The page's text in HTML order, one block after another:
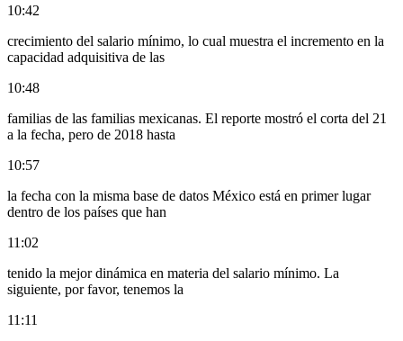
10:42
crecimiento del salario mínimo, lo cual muestra el incremento en la
capacidad adquisitiva de las
10:48
familias de las familias mexicanas. El reporte mostró el corta del 21
a la fecha, pero de 2018 hasta
10:57
la fecha con la misma base de datos México está en primer lugar
dentro de los países que han
11:02
tenido la mejor dinámica en materia del salario mínimo. La
siguiente, por favor, tenemos la
11:11